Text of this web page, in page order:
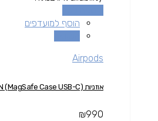
הוסף למועדפים
Airpods
אוזניות AirPods Pro 2GEN (MagSafe Case USB-C)
₪990